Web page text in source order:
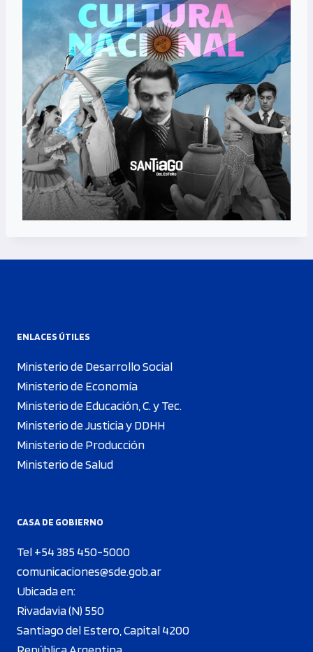
ENLACES ÚTILES
Ministerio de Desarrollo Social
Ministerio de Economía
Ministerio de Educación, C. y Tec.
Ministerio de Justicia y DDHH
Ministerio de Producción
Ministerio de Salud
CASA DE GOBIERNO
Tel +54 385 450-5000
comunicaciones@sde.gob.ar
Ubicada en:
Rivadavia (N) 550
Santiago del Estero, Capital 4200